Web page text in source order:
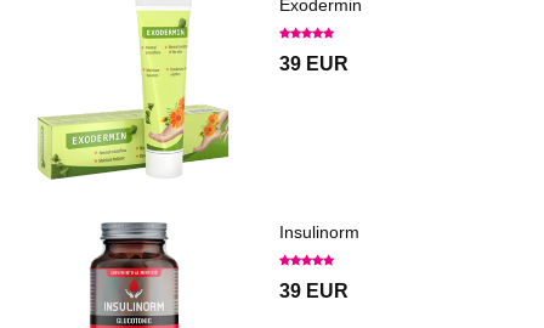
Exodermin
39 EUR
Insulinorm
39 EUR